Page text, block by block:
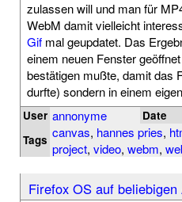
zulassen will und man für
WebM damit vielleicht
Gif mal geupdatet. Das
einem neuen Fenster
bestätigen mußte, damit das
durfte) sondern in einem
User annonyme Date
Tags canvas, hannes pries,
project, video, webm,
Firefox OS auf